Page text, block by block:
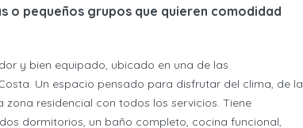
o pequeños grupos que quieren comodidad
y bien equipado, ubicado en una de las
Un espacio pensado para disfrutar del clima, de la
residencial con todos los servicios. Tiene
dormitorios, un baño completo, cocina funcional,